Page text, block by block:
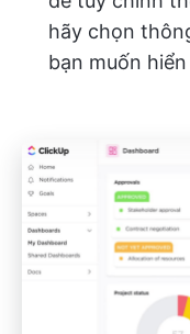
hãy chọn
bạn muốn